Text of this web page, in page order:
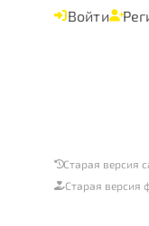
Войти
Старая версия
Старая версия